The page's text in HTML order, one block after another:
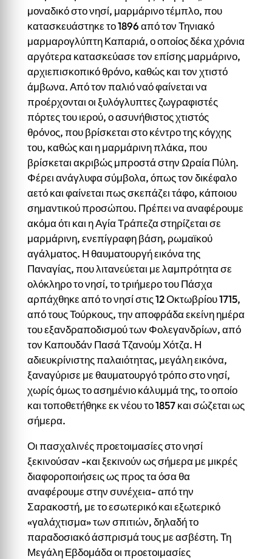
μοναδικό στο νησί, μαρμάρινο τέμπλο, που
κατασκευάστηκε το 1896 από τον Τηνιακό
μαρμαρογλύπτη Καπαριά, ο οποίος δέκα χρόνια
αργότερα κατασκεύασε τον επίσης μαρμάρινο,
αρχιεπισκοπικό θρόνο, καθώς και τον χτιστό
άμβωνα. Από τον παλιό ναό φαίνεται να
προέρχονται οι ξυλόγλυπτες ζωγραφιστές
πόρτες του ιερού, ο ασυνήθιστος χτιστός
θρόνος, που βρίσκεται στο κέντρο της κόγχης
του, καθώς και η μαρμάρινη πλάκα, που
βρίσκεται ακριβώς μπροστά στην Ωραία Πύλη.
Φέρει ανάγλυφα σύμβολα, όπως τον δικέφαλο
αετό και φαίνεται πως σκεπάζει τάφο, κάποιου
σημαντικού προσώπου. Πρέπει να αναφέρουμε
ακόμα ότι και η Αγία Τράπεζα στηρίζεται σε
μαρμάρινη, ενεπίγραφη βάση, ρωμαϊκού
αγάλματος. Η θαυματουργή εικόνα της
Παναγίας, που λιτανεύεται με λαμπρότητα σε
ολόκληρο το νησί, το τριήμερο του Πάσχα
αρπάχθηκε από το νησί στις 12 Οκτωβρίου 1715,
από τους Τούρκους, την αποφράδα εκείνη ημέρα
του εξανδραποδισμού των Φολεγανδρίων, από
τον Καπουδάν Πασά Τζανούμ Χότζα. Η
αδιευκρίνιστης παλαιότητας, μεγάλη εικόνα,
ξαναγύρισε με θαυματουργό τρόπο στο νησί,
χωρίς όμως το ασημένιο κάλυμμά της, το οποίο
και τοποθετήθηκε εκ νέου το 1857 και σώζεται ως
σήμερα.
Οι πασχαλινές προετοιμασίες στο νησί
ξεκινούσαν -και ξεκινούν ως σήμερα με μικρές
διαφοροποιήσεις ως προς τα όσα θα
αναφέρουμε στην συνέχεια- από την
Σαρακοστή, με το εσωτερικό και εξωτερικό
«γαλάχτισμα» των σπιτιών, δηλαδή το
παραδοσιακό άσπρισμά τους με ασβέστη. Τη
Μεγάλη Εβδομάδα οι προετοιμασίες